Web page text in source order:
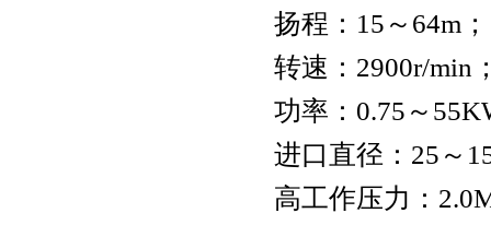
扬程：15～64m；
转速：2900r/min
功率：0.75～
进口直径：25～
高工作压力：